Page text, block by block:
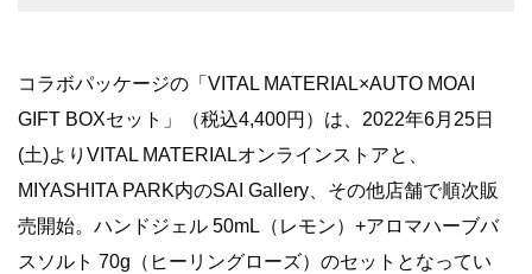
コラボパッケージの「VITAL MATERIAL×AUTO MOAI
GIFT BOXセット」（税込4,400円）は、2022年6月25日
(土)よりVITAL MATERIALオンラインストアと、
MIYASHITA PARK内のSAI Gallery、その他店舗で順次販
売開始。ハンドジェル 50mL（レモン）+アロマハーブバ
スソルト 70g（ヒーリングローズ）のセットとなってい